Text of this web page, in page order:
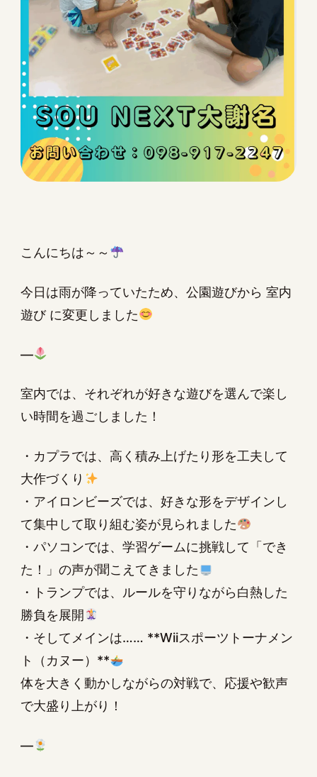
こんにちは～～
今日は雨が降っていたため、公園遊びから 室内
遊び に変更しました
—
室内では、それぞれが好きな遊びを選んで楽し
い時間を過ごしました！
・カプラでは、高く積み上げたり形を工夫して
大作づくり
・アイロンビーズでは、好きな形をデザインし
て集中して取り組む姿が見られました
・パソコンでは、学習ゲームに挑戦して「でき
た！」の声が聞こえてきました
・トランプでは、ルールを守りながら白熱した
勝負を展開
・そしてメインは…… **Wiiスポーツトーナメン
ト（カヌー）**
体を大きく動かしながらの対戦で、応援や歓声
で大盛り上がり！
—